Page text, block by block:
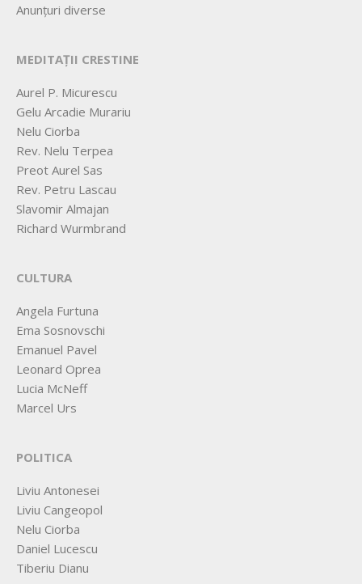
Anunțuri diverse
MEDITAȚII CRESTINE
Aurel P. Micurescu
Gelu Arcadie Murariu
Nelu Ciorba
Rev. Nelu Terpea
Preot Aurel Sas
Rev. Petru Lascau
Slavomir Almajan
Richard Wurmbrand
CULTURA
Angela Furtuna
Ema Sosnovschi
Emanuel Pavel
Leonard Oprea
Lucia McNeff
Marcel Urs
POLITICA
Liviu Antonesei
Liviu Cangeopol
Nelu Ciorba
Daniel Lucescu
Tiberiu Dianu